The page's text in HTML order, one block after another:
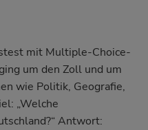
mit Multiple-Choice-
um den Zoll und um
wie Politik, Geografie,
„Welche
Antwort: